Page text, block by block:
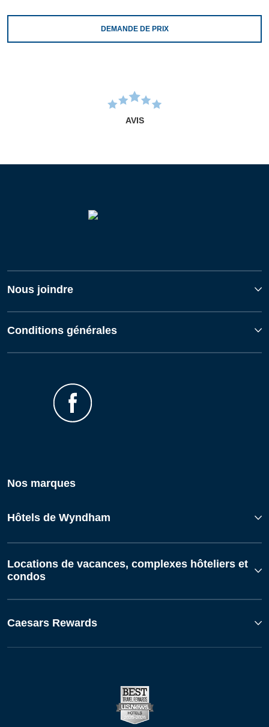
DEMANDE DE PRIX
AVIS
Nous joindre
Conditions générales
Nos marques
Hôtels de Wyndham
Locations de vacances, complexes hôteliers et
condos
Caesars Rewards